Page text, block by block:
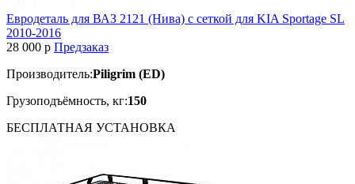
Евродеталь для ВАЗ 2121 (Нива) с сеткой для KIA Sportage SL
2010-2016
28 000 p Предзаказ
Производитель:Piligrim (ED)
Грузоподъёмность, кг:150
БЕСПЛАТНАЯ УСТАНОВКА